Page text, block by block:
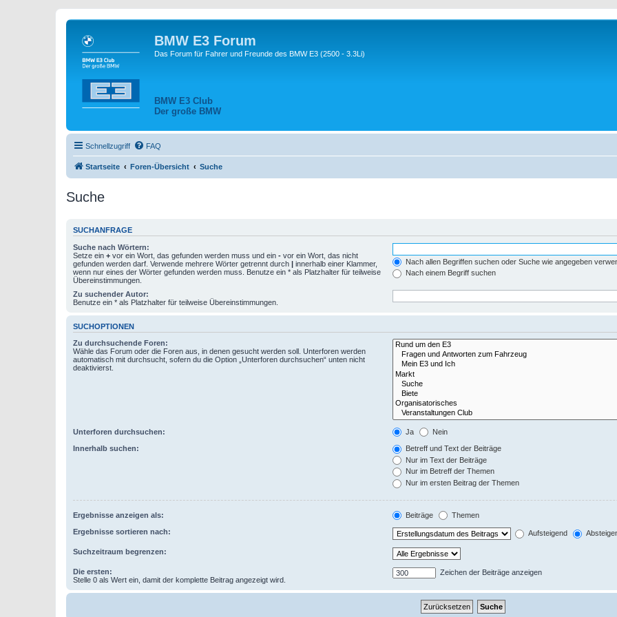
BMW E3 Forum
Das Forum für Fahrer und Freunde des BMW E3 (2500 - 3.3Li)
BMW E3 Club
Der große BMW
Schnellzugriff FAQ
Startseite Foren-Übersicht Suche
Suche
SUCHANFRAGE
Suche nach Wörtern:
Setze ein + vor ein Wort, das gefunden werden muss und ein - vor ein Wort, das nicht
gefunden werden darf. Verwende mehrere Wörter getrennt durch | innerhalb einer Klammer,
wenn nur eines der Wörter gefunden werden muss. Benutze ein * als Platzhalter für teilweise
Übereinstimmungen.
Nach allen Begriffen suchen oder Suche wie angegeben
Nach einem Begriff suchen
Zu suchender Autor:
Benutze ein * als Platzhalter für teilweise Übereinstimmungen.
SUCHOPTIONEN
Zu durchsuchende Foren:
Wähle das Forum oder die Foren aus, in denen gesucht werden soll. Unterforen werden
automatisch mit durchsucht, sofern du die Option „Unterforen durchsuchen“ unten nicht
deaktivierst.
Unterforen durchsuchen: Ja Nein
Innerhalb suchen:
Betreff und Text der Beiträge
Nur im Text der Beiträge
Nur im Betreff der Themen
Nur im ersten Beitrag der Themen
Ergebnisse anzeigen als: Beiträge Themen
Ergebnisse sortieren nach: Aufsteigend
Suchzeitraum begrenzen:
Die ersten:
Stelle 0 als Wert ein, damit der komplette Beitrag angezeigt wird.
Zeichen der Beiträge anzeigen